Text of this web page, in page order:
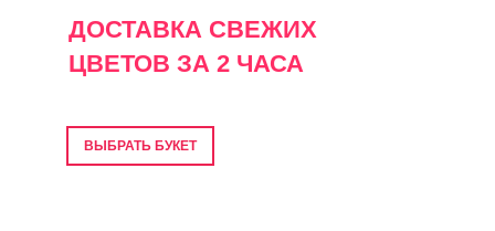
ДОСТАВКА СВЕЖИХ
ЦВЕТОВ ЗА 2 ЧАСА
ВЫБРАТЬ БУКЕТ